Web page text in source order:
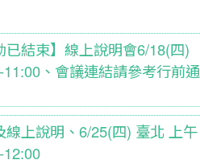
已結束】線上說明會6/18(四)
11:00、會議連結請參考行前通
線上說明、6/25(四) 臺北 上午
12:00